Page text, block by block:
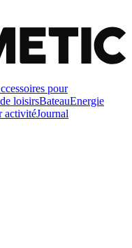
pour
loisirsBateauEnergie
activitéJournal